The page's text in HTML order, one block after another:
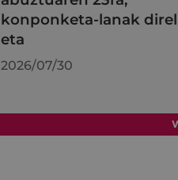
konponketa-lanak
eta
2026/07/30